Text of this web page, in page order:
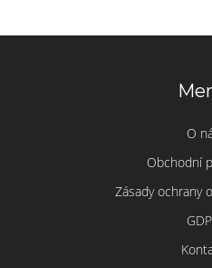
O
Obchodní
Zásady ochrany